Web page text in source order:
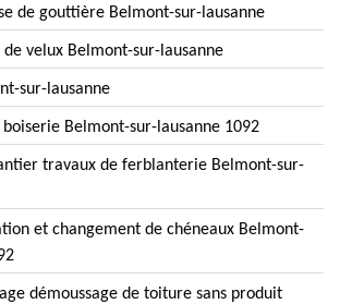
de gouttière Belmont-sur-lausanne
de velux Belmont-sur-lausanne
sur-lausanne
Belmont-sur-lausanne 1092
travaux de ferblanterie Belmont-sur-
et changement de chéneaux Belmont-
démoussage de toiture sans produit